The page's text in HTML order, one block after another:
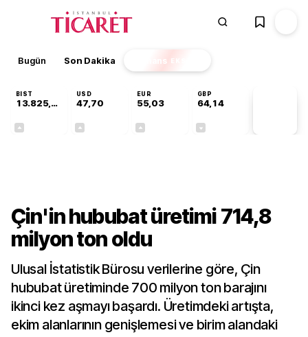
Bugün Son Dakika Finans EKSTRA
BIST
13.825,88
USD
47,70
EUR
55,03
GBP
64,14
Çin'in hububat üretimi 714,8
milyon ton oldu
Ulusal İstatistik Bürosu verilerine göre, Çin
hububat üretiminde 700 milyon ton barajını
ikinci kez aşmayı başardı. Üretimdeki artışta,
ekim alanlarının genişlemesi ve birim alandaki